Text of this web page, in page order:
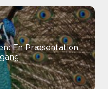
En Præsentation